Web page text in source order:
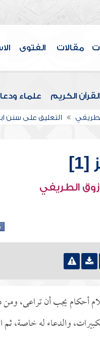
مقالات الفتوى
القرآن الكريم علماء
التعليق على سنن
الطريفي
أحكام يجب أن تراعى،
والدعاء له خاصة، ثم